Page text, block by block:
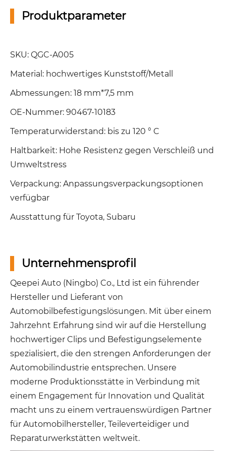
Produktparameter
SKU: QGC-A005
Material: hochwertiges Kunststoff/Metall
Abmessungen: 18 mm*7,5 mm
OE-Nummer: 90467-10183
Temperaturwiderstand: bis zu 120 ° C
Haltbarkeit: Hohe Resistenz gegen Verschleiß und
Umweltstress
Verpackung: Anpassungsverpackungsoptionen
verfügbar
Ausstattung für Toyota, Subaru
Unternehmensprofil
Qeepei Auto (Ningbo) Co., Ltd ist ein führender
Hersteller und Lieferant von
Automobilbefestigungslösungen. Mit über einem
Jahrzehnt Erfahrung sind wir auf die Herstellung
hochwertiger Clips und Befestigungselemente
spezialisiert, die den strengen Anforderungen der
Automobilindustrie entsprechen. Unsere
moderne Produktionsstätte in Verbindung mit
einem Engagement für Innovation und Qualität
macht uns zu einem vertrauenswürdigen Partner
für Automobilhersteller, Teileverteidiger und
Reparaturwerkstätten weltweit.